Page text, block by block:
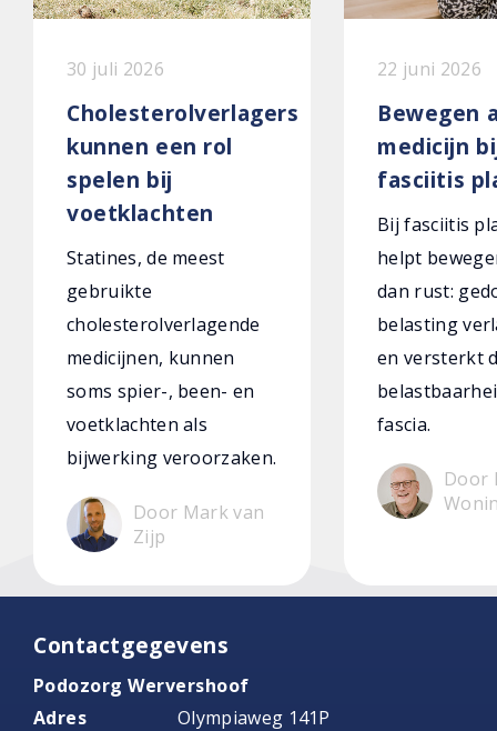
30 juli 2026
Cholesterolverlagers
kunnen een rol
spelen bij
voetklachten
Statines, de meest
gebruikte
cholesterolverlagende
medicijnen, kunnen
soms spier-, been- en
voetklachten als
bijwerking veroorzaken.
Door Mark van
Zijp
22 juni 2026
Bewegen
medicijn
fasciitis
Bij fasciitis
helpt
dan rust:
belasting
en versterkt
fascia.
Door
Contactgegevens
Podozorg Wervershoof
Adres
Olympiaweg 141P